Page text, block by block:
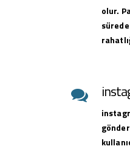
olur.